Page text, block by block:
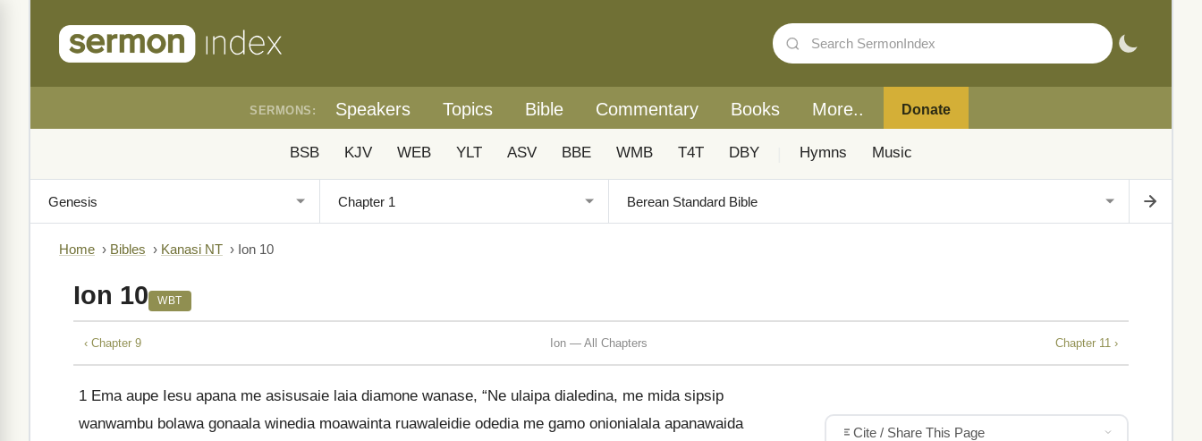
SERMONS: Speakers Topics Bible Commentary Books More.. Donate
BSB KJV WEB YLT ASV BBE WMB T4T DBY Hymns Music
Home › Bibles › Kanasi NT › Ion 10
Ion 10 WBT
‹ Chapter 9 Ion — All Chapters Chapter 11 ›
1 Ema aupe Iesu apana me asisusaie laia diamone wanase, “Ne ulaipa dialedina, me mida sipsip
wanwambu bolawa gonaala winedia moawainta ruawaleidie odedia me gamo onionialala apanawaida
Cite / Share This Page